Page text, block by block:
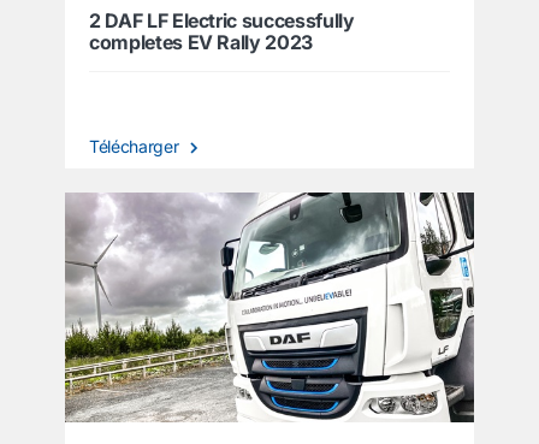
2 DAF LF Electric successfully
completes EV Rally 2023
Télécharger